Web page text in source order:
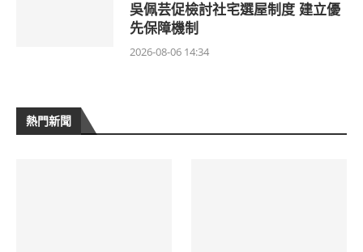
吳佩芸促檢討社宅選屋制度 建立優
先保障機制
2026-08-06 14:34
熱門新聞